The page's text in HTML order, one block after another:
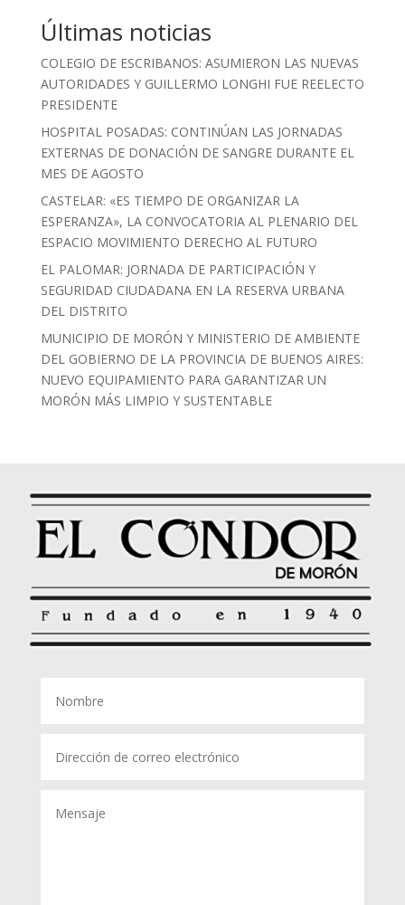
Últimas noticias
COLEGIO DE ESCRIBANOS: ASUMIERON LAS NUEVAS
AUTORIDADES Y GUILLERMO LONGHI FUE REELECTO
PRESIDENTE
HOSPITAL POSADAS: CONTINÚAN LAS JORNADAS
EXTERNAS DE DONACIÓN DE SANGRE DURANTE EL
MES DE AGOSTO
CASTELAR: «ES TIEMPO DE ORGANIZAR LA
ESPERANZA», LA CONVOCATORIA AL PLENARIO DEL
ESPACIO MOVIMIENTO DERECHO AL FUTURO
EL PALOMAR: JORNADA DE PARTICIPACIÓN Y
SEGURIDAD CIUDADANA EN LA RESERVA URBANA
DEL DISTRITO
MUNICIPIO DE MORÓN Y MINISTERIO DE AMBIENTE
DEL GOBIERNO DE LA PROVINCIA DE BUENOS AIRES:
NUEVO EQUIPAMIENTO PARA GARANTIZAR UN
MORÓN MÁS LIMPIO Y SUSTENTABLE